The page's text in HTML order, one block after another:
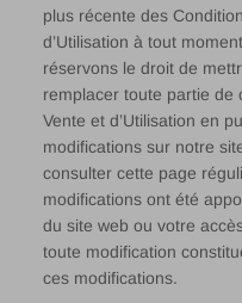
plus récente des
d’Utilisation à tout
réservons le droit de
remplacer toute partie de
Vente et d’Utilisation en
modifications sur notre
consulter cette page
modifications ont été
du site web ou votre
toute modification
ces modifications.